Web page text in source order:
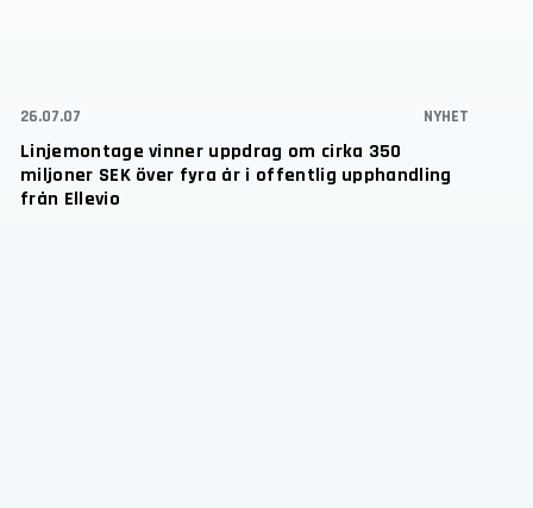
Linjemontage vinner uppdrag om cirka 350
miljoner SEK över fyra år i offentlig upphandling
från Ellevio
26.07.07 NYHET